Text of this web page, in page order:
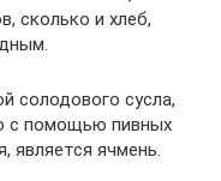
сколько и хлеб,
солодового сусла,
с помощью пивных
является ячмень.